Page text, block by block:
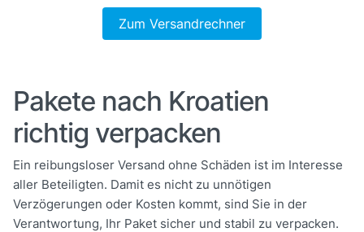
Zum Versandrechner
Pakete nach Kroatien
richtig verpacken
Ein reibungsloser Versand ohne Schäden ist im Interesse
aller Beteiligten. Damit es nicht zu unnötigen
Verzögerungen oder Kosten kommt, sind Sie in der
Verantwortung, Ihr Paket sicher und stabil zu verpacken.